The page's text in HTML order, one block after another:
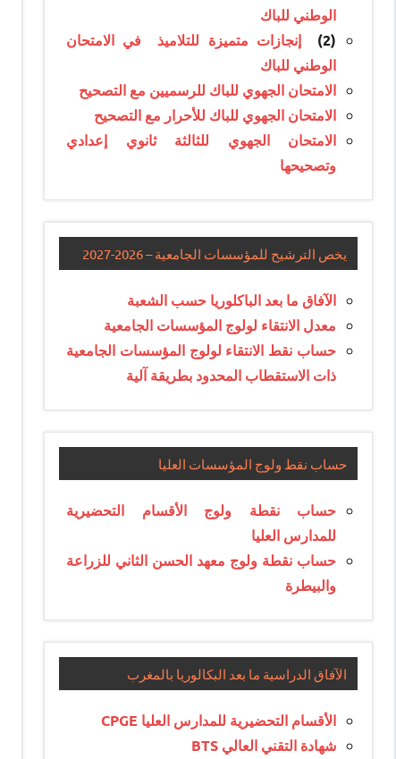
الوطني للباك
(2)
إنجازات متميزة للتلاميذ في الامتحان
الوطني للباك
الامتحان الجهوي للباك للرسميين مع التصحيح
الامتحان الجهوي للباك للأحرار مع التصحيح
الامتحان الجهوي للثالثة ثانوي إعدادي
وتصحيحها
يخص الترشيح للمؤسسات الجامعية – 2026-2027
الآفاق ما بعد الباكلوريا حسب الشعبة
معدل الانتقاء لولوج المؤسسات الجامعية
حساب نقط الانتقاء لولوج المؤسسات الجامعية
ذات الاستقطاب المحدود بطريقة آلية
حساب نقط ولوج المؤسسات العليا
حساب نقطة ولوج الأقسام التحضيرية
للمدارس العليا
حساب نقطة ولوج معهد الحسن الثاني للزراعة
والبيطرة
الآفاق الدراسية ما بعد البكالوريا بالمغرب
الأقسام التحضيرية للمدارس العليا CPGE
شهادة التقني العالي BTS